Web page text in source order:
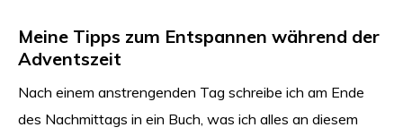
Meine Tipps zum Entspannen während der
Adventszeit
Nach einem anstrengenden Tag schreibe ich am Ende
des Nachmittags in ein Buch, was ich alles an diesem